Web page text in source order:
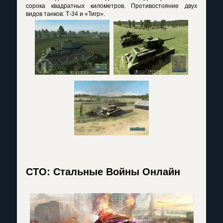
сорока квадратных километров. Противостояние двух
видов танков: Т-34 и «Тигр».
СТО: Стальные Войны Онлайн